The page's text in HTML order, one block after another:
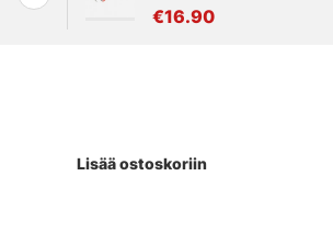
€16.90
Lisää ostoskoriin